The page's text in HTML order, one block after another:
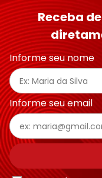
Receba
Informe seu nome
Informe seu email